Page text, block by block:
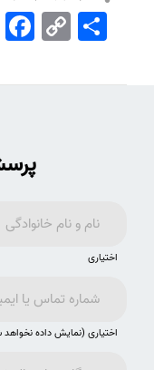
Copy
Link
اشتراک
اختیاری
اختیاری (نمایش داده